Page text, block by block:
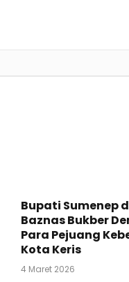
Bupati Sumenep
Baznas Bukber
Para Pejuang
Kota Keris
4 Maret 2026